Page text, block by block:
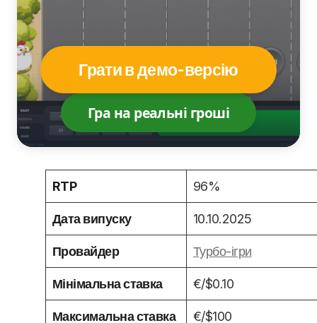
Грати в демо-версію
Гра на реальні гроші
RTP 96%
Дата випуску 10.10.2025
Провайдер Турбо-ігри
Мінімальна ставка €/$0.10
Максимальна ставка €/$100